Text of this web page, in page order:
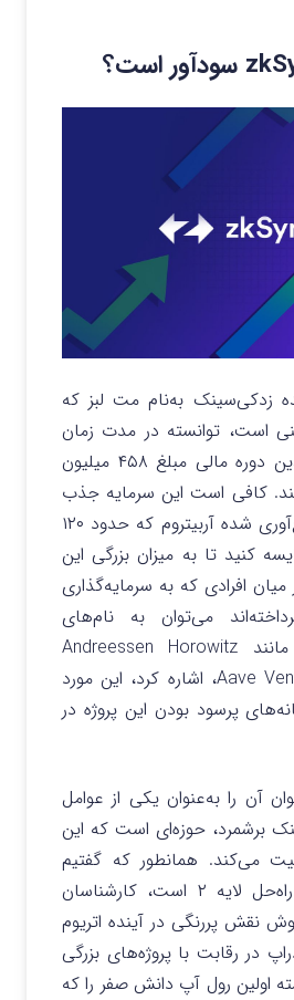
زدکی‌سینک به‌نام مت لبز که
است، توانسته در مدت زمان
کوتاهی و طی چندین دوره مالی مبلغ ۴۵۸ میلیون
کافی است این سرمایه جذب
شده را با مبلغ جمع‌آوری شده آربیتروم که حدود ۱۲۰
کنید تا به میزان بزرگی‌ این
میان افرادی که به سرمایه‌گذاری
می‌توان به نام‌های
شناخته‌ای شده‌ای مانند Andreessen Horowitz
،Aave Ventures ،ConsenSys اشاره کرد، این مورد
پرسود بودن این پروژه در
آن را به‌عنوان یکی از عوامل
برشمرد، حوزه‌ای است که این
می‌کند. همانطور که گفتیم
زی‌کی سینک یک راه‌حل لایه ۲ است، کارشناسان
نقش پررنگی در آینده اتریوم
در رقابت با پروژه‌های بزرگی
اولین رول آپ دانش صفر را که